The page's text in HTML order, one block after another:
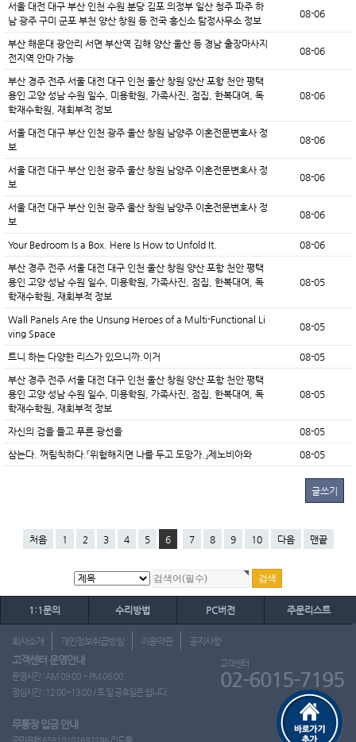
서울 대전 대구 부산 인천 수원 분당 김포 의정부 일산 청주 파주 하
남 광주 구미 군포 부천 양산 창원 등 전국 흥신소 탐정사무소 정보
08-06
부산 해운대 광안리 서면 부산역 김해 양산 울산 등 경남 출장마사지
전지역 안마 가능
08-06
부산 경주 전주 서울 대전 대구 인천 울산 창원 양산 포항 천안 평택
용인 고양 성남 수원 일수, 미용학원, 가족사진, 점집, 한복대여, 독
학재수학원, 재회부적 정보
08-06
서울 대전 대구 부산 인천 광주 울산 창원 남양주 이혼전문변호사 정
보
08-06
서울 대전 대구 부산 인천 광주 울산 창원 남양주 이혼전문변호사 정
보
08-06
서울 대전 대구 부산 인천 광주 울산 창원 남양주 이혼전문변호사 정
보
08-06
Your Bedroom Is a Box. Here Is How to Unfold It. 08-06
부산 경주 전주 서울 대전 대구 인천 울산 창원 양산 포항 천안 평택
용인 고양 성남 수원 일수, 미용학원, 가족사진, 점집, 한복대여, 독
학재수학원, 재회부적 정보
08-05
Wall Panels Are the Unsung Heroes of a Multi-Functional Li
ving Space
08-05
트니 하는 다양한 리스가 있으니까.이거 08-05
부산 경주 전주 서울 대전 대구 인천 울산 창원 양산 포항 천안 평택
용인 고양 성남 수원 일수, 미용학원, 가족사진, 점집, 한복대여, 독
학재수학원, 재회부적 정보
08-05
자신의 검을 들고 푸른 광선을 08-05
삼는다. 꺼림칙하다.『위험해지면 나를 두고 도망가.』제노비아와 08-05
글쓰기
처음 1 2 3 4 5 6 7 8 9 10 다음 맨끝
1:1문의 수리방법 PC버전 주문리스트
회사소개 개인정보취급방침 이용약관 공지사항
고객센터 운영안내
운영시간 : AM 09:00 ~ PM 06:00
점심시간 : 12:00~13:00 / 토.일.공휴일은 쉽니다.
고객센터
02-6015-7195
무통장 입금 안내